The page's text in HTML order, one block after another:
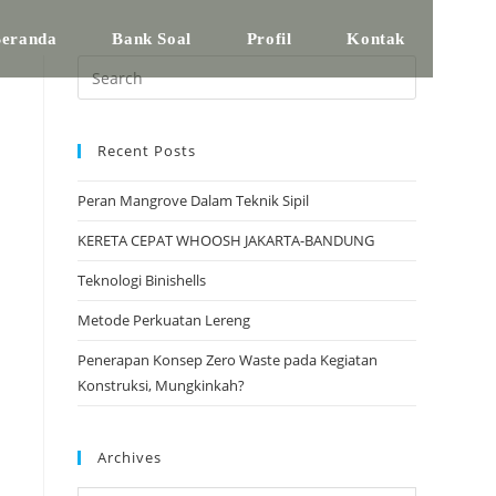
Bank Soal Profil Kontak
Recent Posts
Peran Mangrove Dalam Teknik Sipil
KERETA CEPAT WHOOSH JAKARTA-BANDUNG
Teknologi Binishells
Metode Perkuatan Lereng
Penerapan Konsep Zero Waste pada Kegiatan
Konstruksi, Mungkinkah?
Archives